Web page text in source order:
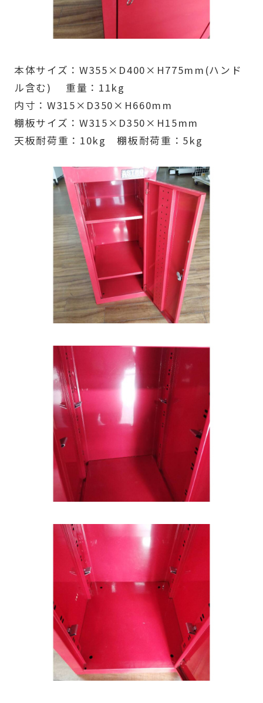
本体サイズ：W355×D400×H775mm(ハンド
ル含む) 重量：11kg
内寸：W315×D350×H660mm
棚板サイズ：W315×D350×H15mm
天板耐荷重：10kg 棚板耐荷重：5kg